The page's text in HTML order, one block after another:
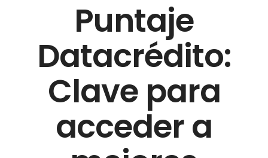
Puntaje
Datacrédito:
Clave para
acceder a